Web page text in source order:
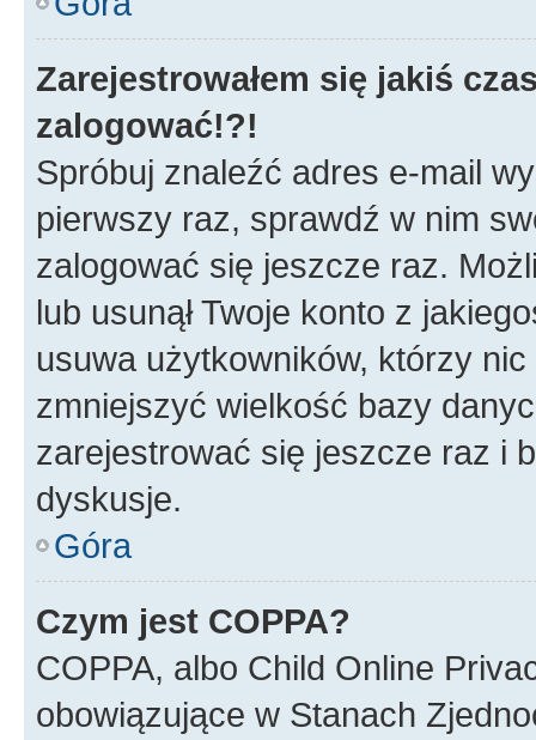
Zarejestrowałem się jakiś
zalogować!?!
Spróbuj znaleźć adres e-mail
pierwszy raz, sprawdź w nim
zalogować się jeszcze raz.
lub usunął Twoje konto z
usuwa użytkowników, którzy
zmniejszyć wielkość bazy
zarejestrować się jeszcze raz i
dyskusje.
Góra
Czym jest COPPA?
COPPA, albo Child Online
obowiązujące w Stanach